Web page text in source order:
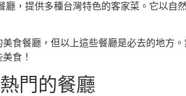
廳，提供多種台灣特色的客家菜。它以
食餐廳，但以上這些餐廳是必去的地方
食！
門的餐廳